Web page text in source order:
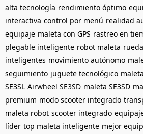
alta tecnología rendimiento óptimo
interactiva control por menú realidad
equipaje maleta con GPS rastreo en
plegable inteligente robot maleta
inteligentes movimiento autónomo
seguimiento juguete tecnológico
SE3SL Airwheel SE3SD maleta SE3SD
premium modo scooter integrado
maleta robot scooter integrado
líder top maleta inteligente mejor